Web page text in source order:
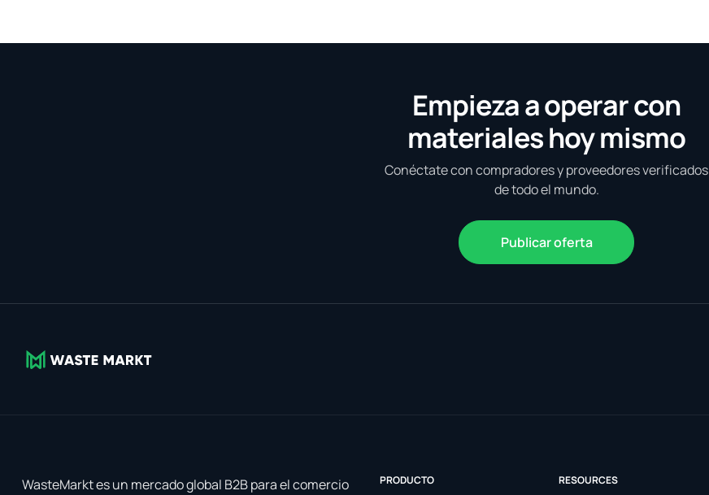
Empieza a operar con
materiales hoy mismo
Conéctate con compradores y proveedores verificados
de todo el mundo.
Publicar oferta
WasteMarkt es un mercado global B2B para el comercio
PRODUCTO RESOURCES